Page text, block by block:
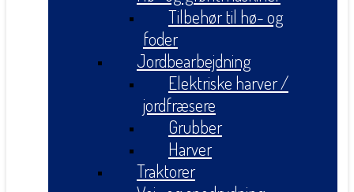
Tilbehør til hø- og
foder
Jordbearbejdning
Elektriske harver /
jordfræsere
Grubber
Harver
Traktorer